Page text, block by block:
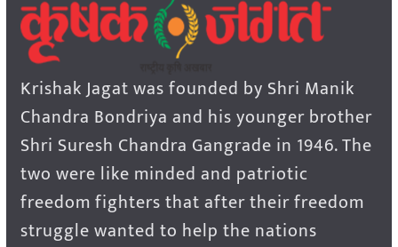
Krishak Jagat was founded by Shri Manik
Chandra Bondriya and his younger brother
Shri Suresh Chandra Gangrade in 1946. The
two were like minded and patriotic
freedom fighters that after their freedom
struggle wanted to help the nations